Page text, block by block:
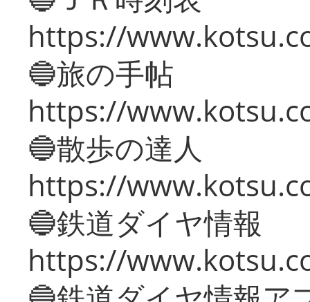
https://
🔵旅の手帖
https://
🔵散歩の達人
https://
🔵鉄道ダイヤ情報
https://